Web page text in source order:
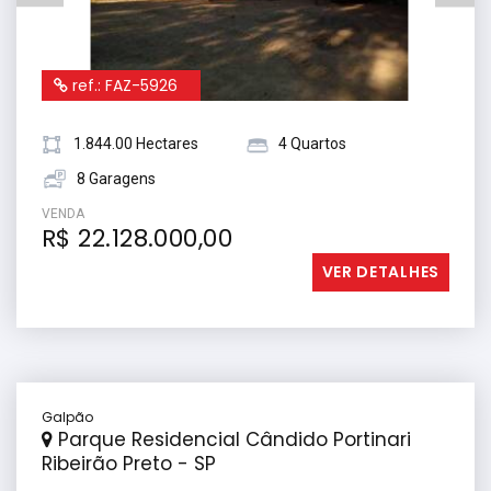
ref.: FAZ-5926
1.844.00 Hectares
4 Quartos
8 Garagens
VENDA
R$ 22.128.000,00
VER DETALHES
Galpão
Parque Residencial Cândido Portinari
Ribeirão Preto - SP